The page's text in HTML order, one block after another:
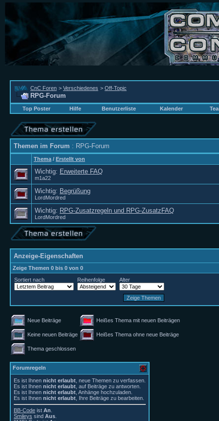
CnC Foren > Verschiedenes > Off-Topic
RPG-Forum
Top Poster Hilfe Benutzerliste Kalender
Themen im Forum : RPG-Forum
Thema / Erstellt von
Wichtig: Erweiterte FAQ
m1a22
Wichtig: Begrüßung
LordMordred
Wichtig: RPG-Zusatzregeln und RPG-ZusatzFAQ
LordMordred
Anzeige-Eigenschaften
Zeige Themen 0 bis 0 von 0
Sortiert nach
Reihenfolge Alter
Neue Beiträge Heißes Thema mit neuen Beiträgen
Keine neuen Beiträge Heißes Thema ohne neue Beiträge
Thema geschlossen
Forumregeln
Es ist Ihnen nicht erlaubt , neue Themen zu verfassen.
Es ist Ihnen nicht erlaubt , auf Beiträge zu antworten.
Es ist Ihnen nicht erlaubt , Anhänge hochzuladen.
Es ist Ihnen nicht erlaubt , Ihre Beiträge zu bearbeiten.
BB-Code ist An
Smileys sind Aus